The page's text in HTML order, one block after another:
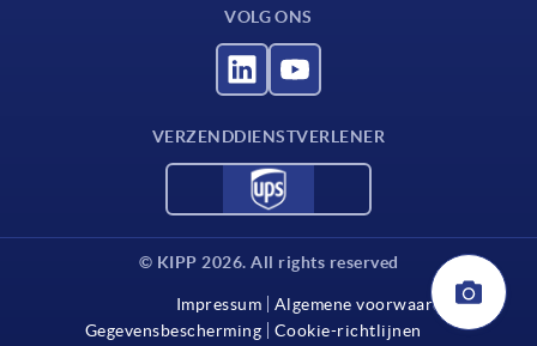
VOLG ONS
VERZENDDIENSTVERLENER
© KIPP 2026. All rights reserved
Impressum
Algemene voorwaarden
Gegevensbescherming
Cookie-richtlijnen